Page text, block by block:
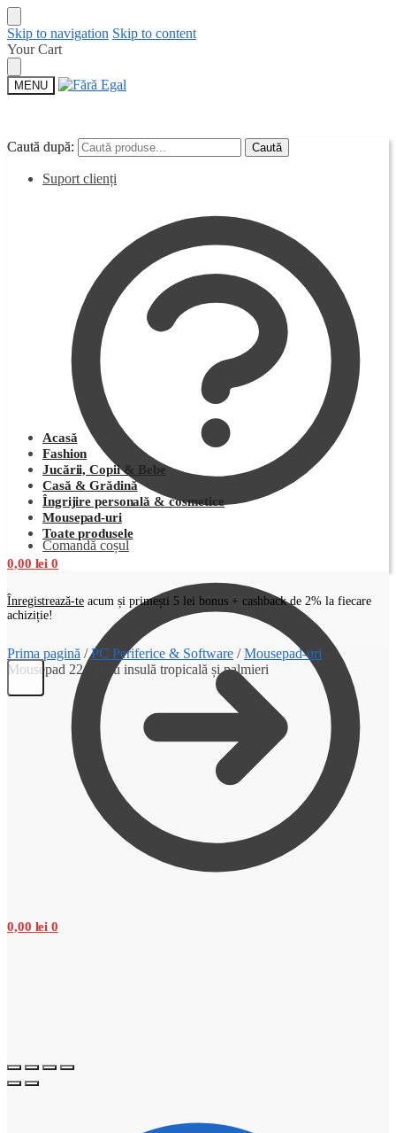
Skip to navigation Skip to content
Your Cart
MENU
Caută după: Caută
Suport clienți
Comandă coșul
0,00 lei 0
Caută după: Caută
Acasă
Fashion
Jucării, Copii & Bebe
Casă & Grădină
Îngrijire personală & cosmetice
Mousepad-uri
Toate produsele
0,00 lei 0
Înregistrează-te acum și primești 5 lei bonus + cashback de 2% la fiecare
achiziție!
Prima pagină /PC Periferice & Software /Mousepad-uri
Mousepad 22 cm cu insulă tropicală și palmieri